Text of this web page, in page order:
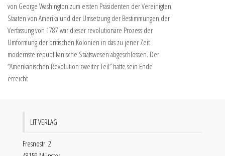
von George Washington zum ersten Präsidenten der Vereinigten
Staaten von Amerika und der Umsetzung der Bestimmungen der
Verfassung von 1787 war dieser revolutionäre Prozess der
Umformung der britischen Kolonien in das zu jener Zeit
modernste republikanische Staatswesen abgeschlossen. Der
“Amerikanischen Revolution zweiter Teil” hatte sein Ende
erreicht
LIT VERLAG
Fresnostr. 2